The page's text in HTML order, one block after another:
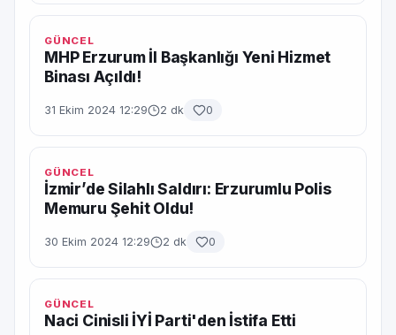
GÜNCEL
MHP Erzurum İl Başkanlığı Yeni Hizmet
Binası Açıldı!
31 Ekim 2024 12:29 2 dk 0
GÜNCEL
İzmir’de Silahlı Saldırı: Erzurumlu Polis
Memuru Şehit Oldu!
30 Ekim 2024 12:29 2 dk 0
GÜNCEL
Naci Cinisli İYİ Parti'den İstifa Etti